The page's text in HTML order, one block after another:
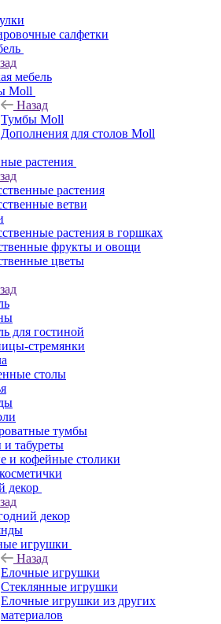
салфетки
мебель
Moll
Назад
Тумбы Moll
Дополнения для столов Moll
растения
растения
ветви
растения в горшках
фрукты и овощи
цветы
для гостиной
стремянки
столы
тумбы
табуреты
и кофейные столики
декор
декор
игрушки
Назад
Елочные игрушки
Стеклянные игрушки
Елочные игрушки из других
материалов